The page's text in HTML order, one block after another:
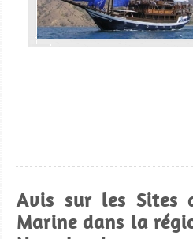
Avis sur les Sites
Marine dans la